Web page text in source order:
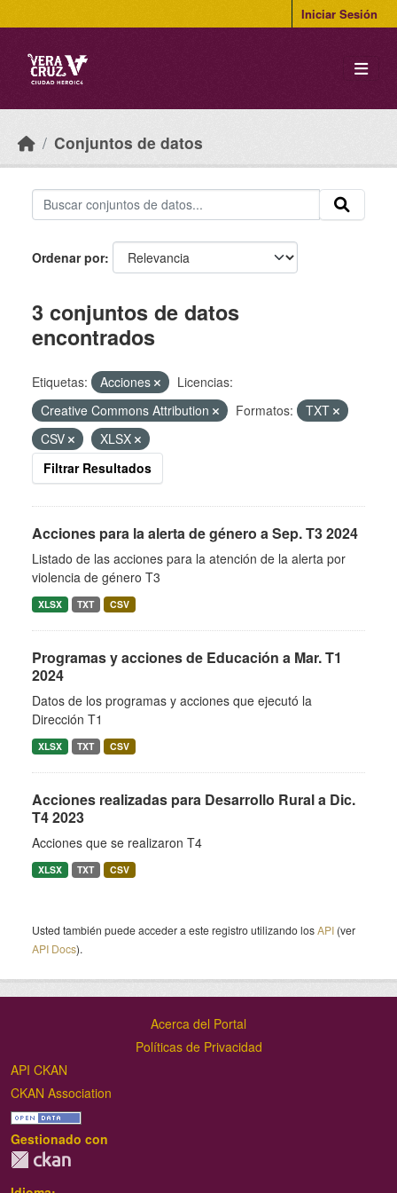
Iniciar Sesión
Conjuntos de datos
Ordenar por
3 conjuntos de datos
encontrados
Etiquetas: Acciones
Licencias:
Creative Commons Attribution
Formatos:
TXT
CSV
XLSX
Filtrar Resultados
Acciones para la alerta de género a Sep. T3 2024
Listado de las acciones para la atención de la alerta por
violencia de género T3
XLSX TXT CSV
Programas y acciones de Educación a Mar. T1
2024
Datos de los programas y acciones que ejecutó la
Dirección T1
XLSX TXT CSV
Acciones realizadas para Desarrollo Rural a Dic.
T4 2023
Acciones que se realizaron T4
XLSX TXT CSV
Usted también puede acceder a este registro utilizando losAPI (ver
API Docs).
Acerca del Portal
Políticas de Privacidad
API CKAN
CKAN Association
Gestionado con